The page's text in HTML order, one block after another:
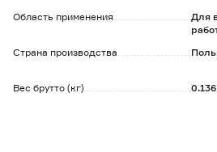
Область применения
Для
Страна производства
Вес брутто (кг) 0.136